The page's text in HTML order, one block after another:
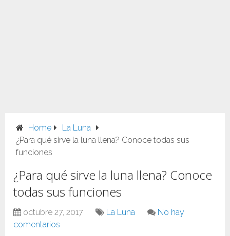
Home
La Luna
¿Para qué sirve la luna llena? Conoce todas sus
funciones
¿Para qué sirve la luna llena? Conoce
todas sus funciones
octubre 27, 2017 La Luna
No hay
comentarios